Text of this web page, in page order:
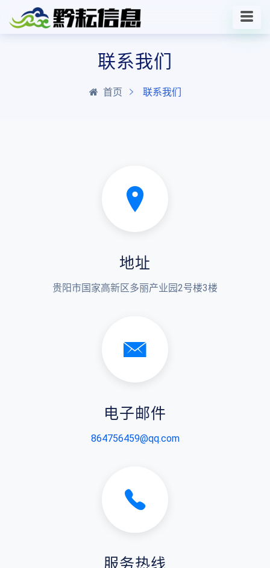
联系我们
首页 联系我们
地址
贵阳市国家高新区多丽产业园2号楼3楼
电子邮件
864756459@qq.com
服务热线